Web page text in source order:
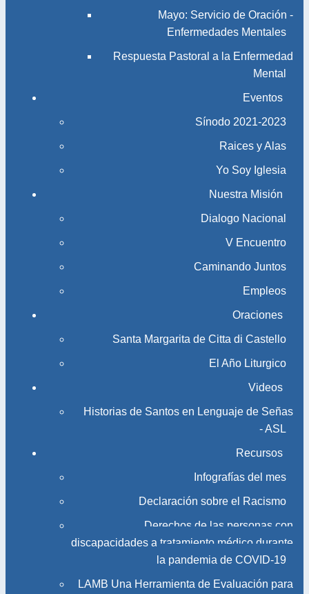
Mayo: Servicio de Oración -
Enfermedades Mentales
Respuesta Pastoral a la Enfermedad
Mental
Eventos
Sínodo 2021-2023​​​​​​​
Raices y Alas
Yo Soy Iglesia
Nuestra Misión
Dialogo Nacional
V Encuentro
Caminando Juntos
Empleos
Oraciones
Santa Margarita de Citta di Castello
El Año Liturgico
Videos
Historias de Santos en Lenguaje de Señas
- ASL
Recursos
Infografías del mes
Declaración sobre el Racismo
Derechos de las personas con
discapacidades a tratamiento médico durante
la pandemia de COVID-19
LAMB Una Herramienta de Evaluación para